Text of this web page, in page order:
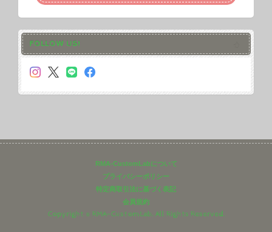
FOLLOW US!
RMA-CustomLabについて
プライバシーポリシー
特定商取引法に基づく表記
会員規約
Copyright © RMA-CustomLab. All Rights Reserved.